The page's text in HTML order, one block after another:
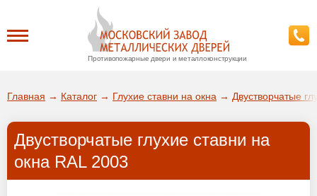
Противопожарные двери и металлоконструкции
ДА!
ВЫБРАТЬ ДРУГОЙ ГОРОД
О заводе
Доставка
Главная → Каталог → Глухие ставни на окна → Двустворчатые
Двустворчатые глухие ставни на
окна RAL 2003